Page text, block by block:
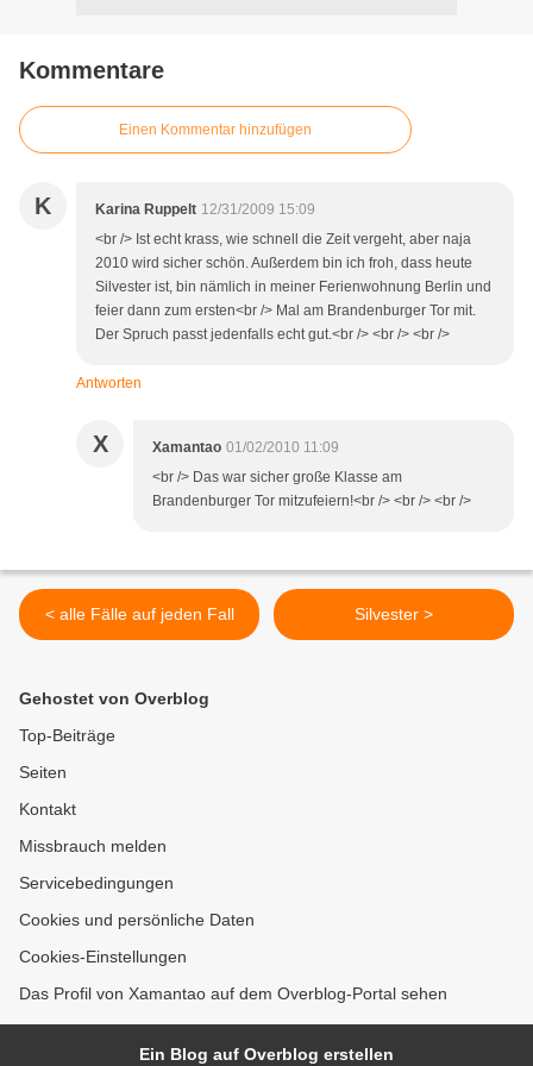
Kommentare
Einen Kommentar hinzufügen
K Karina Ruppelt 12/31/2009 15:09
<br /> Ist echt krass, wie schnell die Zeit vergeht, aber naja
2010 wird sicher schön. Außerdem bin ich froh, dass heute
Silvester ist, bin nämlich in meiner Ferienwohnung Berlin und
feier dann zum ersten<br /> Mal am Brandenburger Tor mit.
Der Spruch passt jedenfalls echt gut.<br /> <br /> <br />
Antworten
X Xamantao 01/02/2010 11:09
<br /> Das war sicher große Klasse am
Brandenburger Tor mitzufeiern!<br /> <br /> <br />
< alle Fälle auf jeden Fall Silvester >
Gehostet von Overblog
Top-Beiträge
Seiten
Kontakt
Missbrauch melden
Servicebedingungen
Cookies und persönliche Daten
Cookies-Einstellungen
Das Profil von Xamantao auf dem Overblog-Portal sehen
Ein Blog auf Overblog erstellen